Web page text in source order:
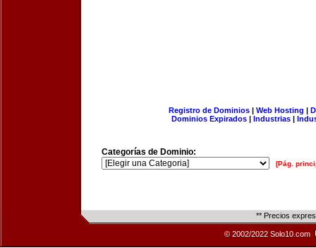
Registro de Dominios| Web Hosting |
Dominios Expirados | Industrias |
Categorías de Dominio:
[Pág.
** Precios
© 2002/2022 Solo10.com